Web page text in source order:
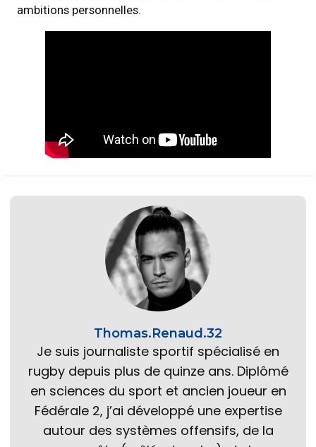
ambitions personnelles.
Thomas.Renaud.32
Je suis journaliste sportif spécialisé en
rugby depuis plus de quinze ans. Diplômé
en sciences du sport et ancien joueur en
Fédérale 2, j’ai développé une expertise
autour des systèmes offensifs, de la